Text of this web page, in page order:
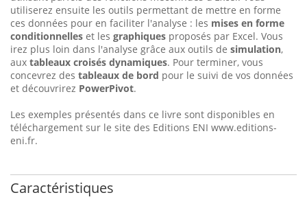
utiliserez ensuite les outils permettant de mettre en forme
ces données pour en faciliter l'analyse : les mises en forme
conditionnelles et les graphiques proposés par Excel. Vous
irez plus loin dans l'analyse grâce aux outils de simulation,
aux tableaux croisés dynamiques. Pour terminer, vous
concevrez des tableaux de bord pour le suivi de vos données
et découvrirez PowerPivot.
Les exemples présentés dans ce livre sont disponibles en
téléchargement sur le site des Editions ENI www.editions-
eni.fr.
Caractéristiques